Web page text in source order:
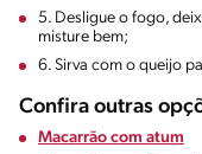
5. Desligue o fogo,
misture bem;
6. Sirva com o queijo
Confira outras
Macarrão com atum